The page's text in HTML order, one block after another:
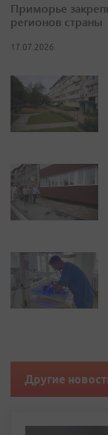
Приморье
регионов страны
17.07.2026
Другие